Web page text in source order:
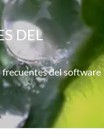
DEL
frecuentes del software